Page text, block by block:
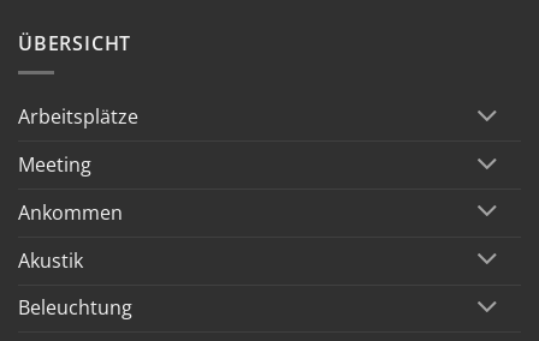
ÜBERSICHT
Arbeitsplätze
Meeting
Ankommen
Akustik
Beleuchtung